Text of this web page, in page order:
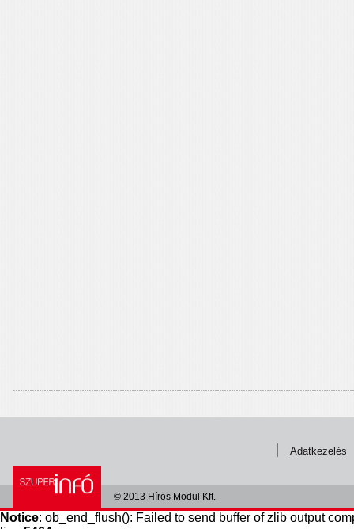
Adatkezelés
© 2013 Hírös Modul Kft.
Notice: ob_end_flush(): Failed to send buffer of zlib output